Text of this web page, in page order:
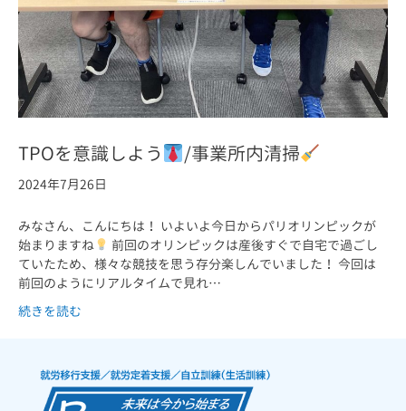
TPOを意識しよう /事業所内清掃
2024年7月26日
みなさん、こんにちは！ いよいよ今日からパリオリンピックが
始まりますね
前回のオリンピックは産後すぐで自宅で過ごし
ていたため、様々な競技を思う存分楽しんでいました！ 今回は
前回のようにリアルタイムで見れ…
続きを読む